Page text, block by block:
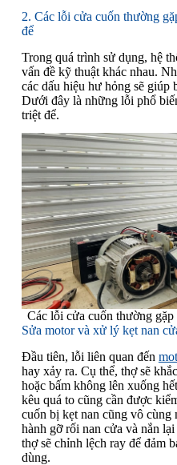
2. Các lỗi cửa cuốn thường
để
Trong quá trình sử dụng, hệ
vấn đề kỹ thuật khác nhau.
các dấu hiệu hư hỏng sẽ giúp
Dưới đây là những lỗi phổ
triệt để.
Các lỗi cửa cuốn thường
Sửa motor và xử lý kẹt nan
Đầu tiên, lỗi liên quan đến
hay xảy ra. Cụ thể, thợ sẽ
hoặc bấm không lên xuống
kêu quá to cũng cần được
cuốn bị kẹt nan cũng vô cùng
hành gỡ rối nan cửa và nắn
thợ sẽ chỉnh lệch ray để đảm
dùng.